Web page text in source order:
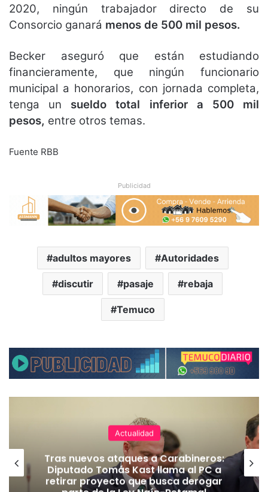
2020, ningún trabajador directo de su
Consorcio ganará menos de 500 mil pesos.
Becker aseguró que están estudiando
financieramente, que ningún funcionario
municipal a honorarios, con jornada completa,
tenga un sueldo total inferior a 500 mil
pesos, entre otros temas.
Fuente RBB
Publicidad
adultos mayores Autoridades
discutir pasaje rebaja
Temuco
Actualidad
Tras nuevos ataques a Carabineros:
Diputado Tomás Kast llama al PC a
retirar proyecto que busca derogar